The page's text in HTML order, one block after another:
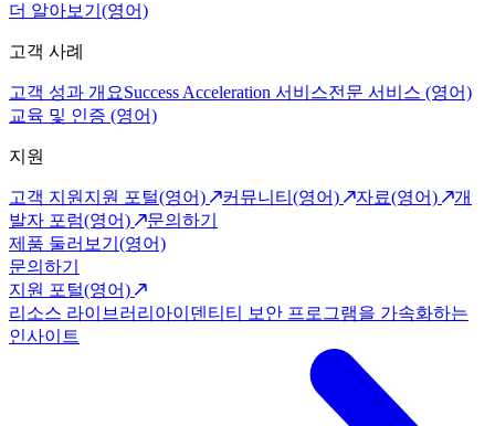
더 알아보기(영어)
고객 사례
고객 성과 개요Success Acceleration 서비스전문 서비스 (영어)
교육 및 인증 (영어)
지원
고객 지원 지원 포털(영어) 커뮤니티(영어) 자료(영어)
개
발자 포럼(영어)
문의하기
제품 둘러보기(영어)
문의하기
지원 포털(영어)
리소스 라이브러리 아이덴티티 보안 프로그램을 가속화하는
인사이트